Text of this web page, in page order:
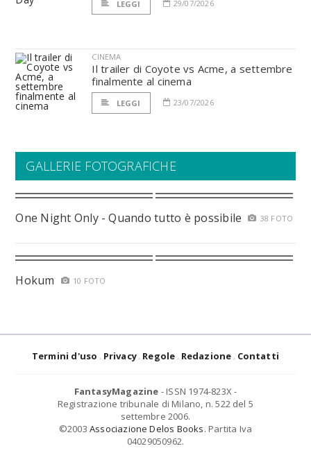
LEGGI 29/07/2026
CINEMA
Il trailer di Coyote vs Acme, a settembre
finalmente al cinema
LEGGI 23/07/2026
GALLERIE FOTOGRAFICHE
One Night Only - Quando tutto è possibile 38 FOTO
Hokum 10 FOTO
Termini d'uso Privacy Regole Redazione Contatti
FantasyMagazine - ISSN 1974-823X -
Registrazione tribunale di Milano, n. 522 del 5
settembre 2006.
©2003 Associazione Delos Books. Partita Iva
04029050962.